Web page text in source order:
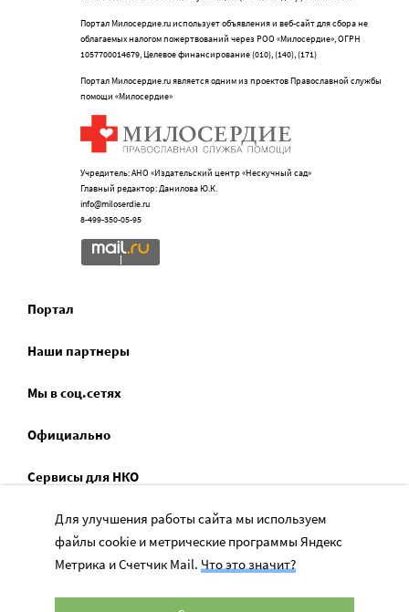
Портал Милосердие.ru использует объявления и веб-сайт для сбора не
облагаемых налогом пожертвований через РОО «Милосердие», ОГРН
1057700014679, Целевое финансирование (010), (140), (171)
Портал Милосердие.ru является одним из проектов Православной службы
помощи «Милосердие»
Учредитель: АНО «Издательский центр «Нескучный сад»
Главный редактор: Данилова Ю.К.
info@miloserdie.ru
8-499-350-05-95
Портал
Наши партнеры
Мы в соц.сетях
Официально
Сервисы для НКО
Спецпроекты
Социальное служение
Для улучшения работы сайта мы используем
файлы cookie и метрические программы Яндекс
Метрика и Счетчик Mail. Что это значит?